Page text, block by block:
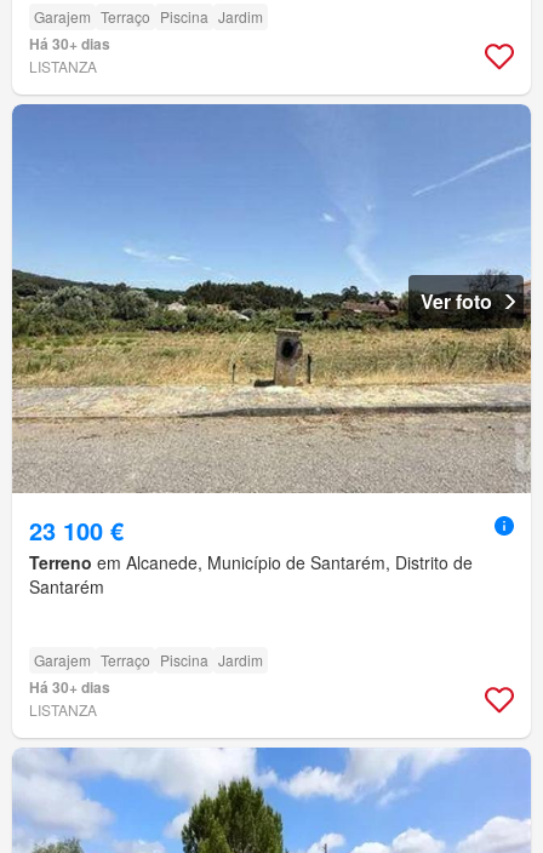
Garajem Terraço Piscina Jardim
Há 30+ dias
LISTANZA
Ver foto
23 100 €
Terreno em Alcanede, Município de Santarém, Distrito de
Santarém
Garajem Terraço Piscina Jardim
Há 30+ dias
LISTANZA